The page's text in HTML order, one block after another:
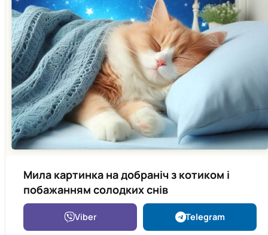
Мила картинка на добраніч з котиком і
побажанням солодких снів
Viber Telegram